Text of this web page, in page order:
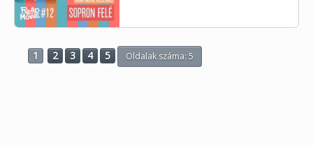
1 2 3 4 5 Oldalak száma: 5